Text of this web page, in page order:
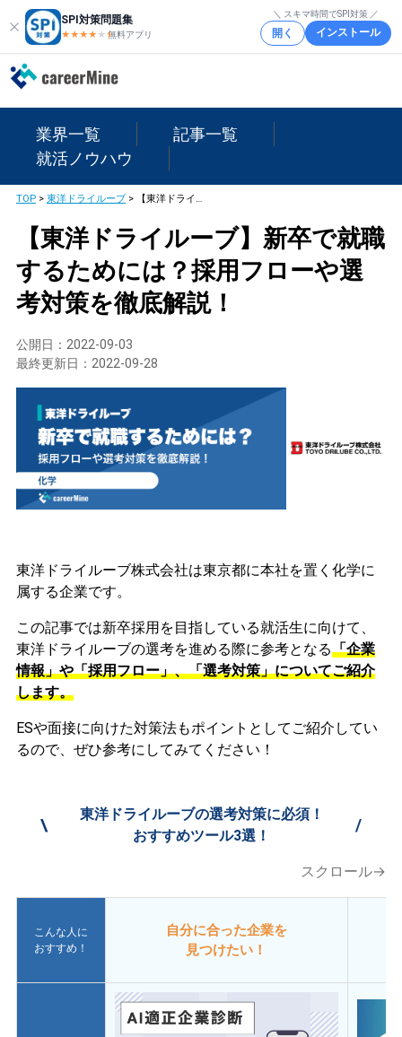
SPI対策問題集
★★★★ ★★
無料アプリ
＼ スキマ時間でSPI対策 ／
開く インストール
業界一覧
記事一覧
就活ノウハウ
TOP> 東洋ドライルーブ> 【東洋ドライルーブ】新卒で就職するためには？採用フローや選考対策を徹底解説！
【東洋ドライルーブ】新卒で就職
するためには？採用フローや選
考対策を徹底解説！
公開日： 2022-09-03
最終更新日： 2022-09-28
東洋ドライルーブ株式会社は東京都に本社を置く化学に
属する企業です。
この記事では新卒採用を目指している就活生に向けて、
東洋ドライルーブの選考を進める際に参考となる「企業
情報」や「採用フロー」、「選考対策」についてご紹介
します。
ESや面接に向けた対策法もポイントとしてご紹介してい
るので、ぜひ参考にしてみてください！
\
東洋ドライルーブの選考対策に必須！
おすすめツール3選！
/
スクロール→
こんな人に
おすすめ！
自分に合った企業を
見つけたい！